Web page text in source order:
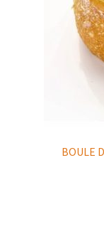
BOULE